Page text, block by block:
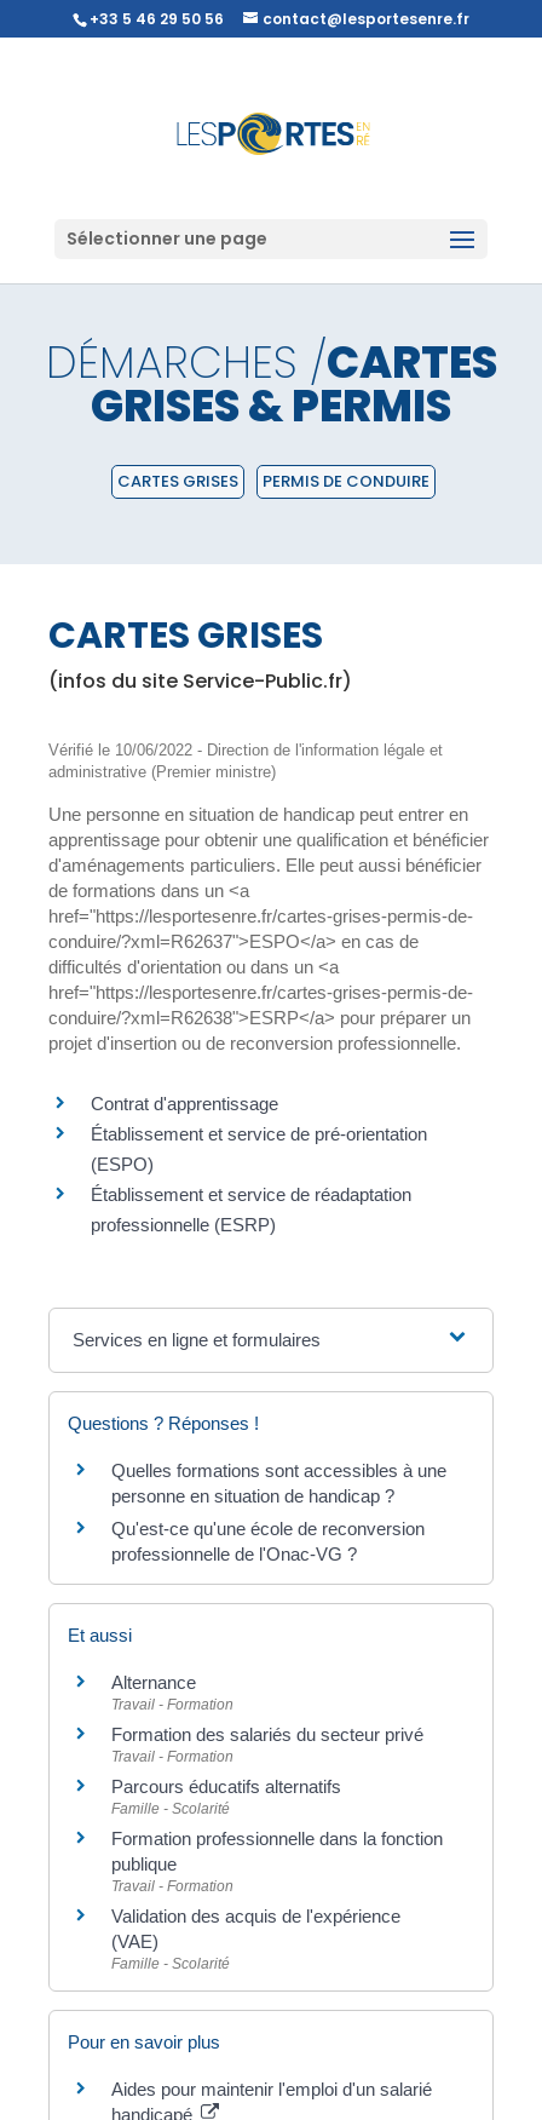
+33 5 46 29 50 56 contact@lesportesenre.fr
Sélectionner une page
DÉMARCHES /CARTES
GRISES & PERMIS
CARTES GRISES PERMIS DE CONDUIRE
CARTES GRISES
(infos du site Service-Public.fr)
Vérifié le 10/06/2022 - Direction de l'information légale et
administrative (Premier ministre)
Une personne en situation de handicap peut entrer en
apprentissage pour obtenir une qualification et bénéficier
d'aménagements particuliers. Elle peut aussi bénéficier
de formations dans un <a
href="https://lesportesenre.fr/cartes-grises-permis-de-
conduire/?xml=R62637">ESPO</a> en cas de
difficultés d'orientation ou dans un <a
href="https://lesportesenre.fr/cartes-grises-permis-de-
conduire/?xml=R62638">ESRP</a> pour préparer un
projet d'insertion ou de reconversion professionnelle.
Contrat d'apprentissage
Établissement et service de pré-orientation
(ESPO)
Établissement et service de réadaptation
professionnelle (ESRP)
Services en ligne et formulaires
Questions ? Réponses !
Quelles formations sont accessibles à une
personne en situation de handicap ?
Qu'est-ce qu'une école de reconversion
professionnelle de l'Onac-VG ?
Et aussi
Alternance
Travail - Formation
Formation des salariés du secteur privé
Travail - Formation
Parcours éducatifs alternatifs
Famille - Scolarité
Formation professionnelle dans la fonction
publique
Travail - Formation
Validation des acquis de l'expérience
(VAE)
Famille - Scolarité
Pour en savoir plus
Aides pour maintenir l'emploi d'un salarié
handicapé